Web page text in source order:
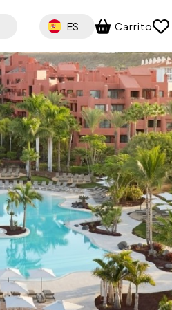
Select your language
ES Carrito